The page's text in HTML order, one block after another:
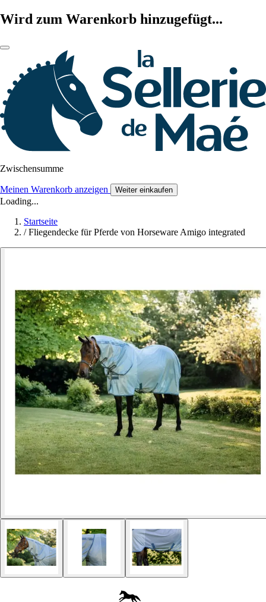
Wird zum Warenkorb hinzugefügt...
Zwischensumme
Meinen Warenkorb anzeigen Weiter einkaufen
Loading...
Startseite
/ Fliegendecke für Pferde von Horseware Amigo integrated